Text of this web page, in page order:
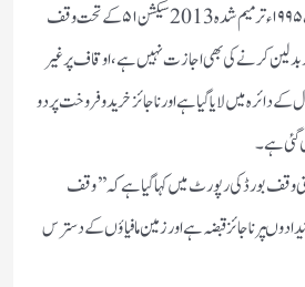
داروگیر کیا جا سکے گا ، وقف ایکٹ ۱۹۹۵ء ترمیم شدہ 2013سیکشن ۵۱ کے تحت وقف
بدلین کرنے کی بھی اجازت نہیں ہے، اوقاف پر غیر
کے دائرہ میں لایا گیا ہے اور نا جائز خرید وفروخت پر دو
گئی ہے۔
وقف بورڈ کی رپورٹ میں کہا گیا ہے کہ ’’ وقف
نا جائز قبضہ ہے اور زمین ما فیاؤں کے دسترس